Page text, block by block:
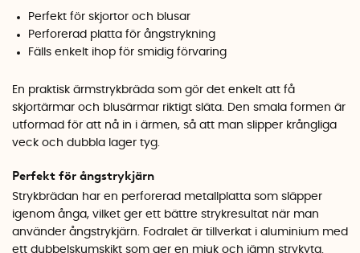
Perfekt för skjortor och blusar
Perforerad platta för ångstrykning
Fälls enkelt ihop för smidig förvaring
En praktisk ärmstrykbräda som gör det enkelt att få
skjortärmar och blusärmar riktigt släta. Den smala formen är
utformad för att nå in i ärmen, så att man slipper krångliga
veck och dubbla lager tyg.
Perfekt för ångstrykjärn
Strykbrädan har en perforerad metallplatta som släpper
igenom ånga, vilket ger ett bättre strykresultat när man
använder ångstrykjärn. Fodralet är tillverkat i aluminium med
ett dubbelskumskikt som ger en mjuk och jämn strykyta.